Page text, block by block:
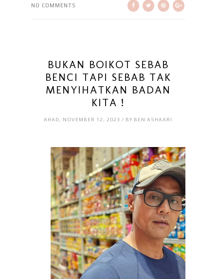
NO COMMENTS
BUKAN BOIKOT SEBAB
BENCI TAPI SEBAB TAK
MENYIHATKAN BADAN
KITA !
AHAD, NOVEMBER 12, 2023 / BY BEN ASHAARI